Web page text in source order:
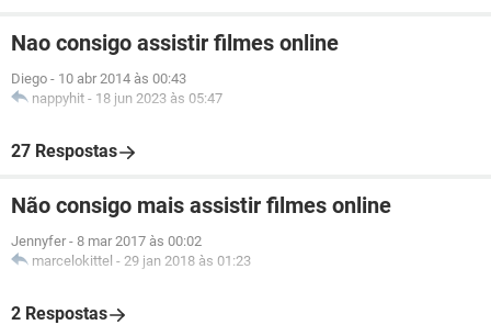
Nao consigo assistir filmes online
Diego - 10 abr 2014 às 00:43
nappyhit - 18 jun 2023 às 05:47
27 Respostas
Não consigo mais assistir filmes online
Jennyfer - 8 mar 2017 às 00:02
marcelokittel - 29 jan 2018 às 01:23
2 Respostas